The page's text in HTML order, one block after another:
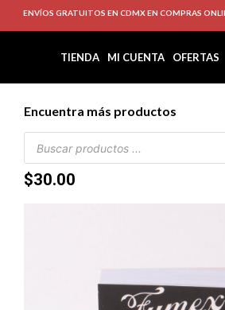
ENVÍOS GRATUITOS EN CDMX EN COMPRAS
TIENDA MI CUENTA OFERTAS
Encuentra más productos
$30.00